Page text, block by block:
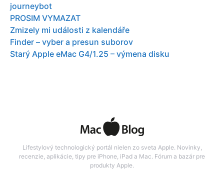
journeybot
PROSIM VYMAZAT
Zmizely mi události z kalendáře
Finder – vyber a presun suborov
Starý Apple eMac G4/1.25 – výmena disku
Lifestylový technologický portál nielen zo sveta Apple. Novinky,
recenzie, aplikácie, tipy pre iPhone, iPad a Mac. Fórum a bazár pre
produkty Apple.